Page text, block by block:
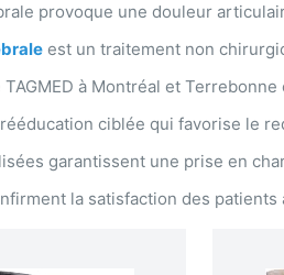
provoque une douleur
est un traitement non
à Montréal et
ciblée qui favorise le
garantissent une prise en
la satisfaction des